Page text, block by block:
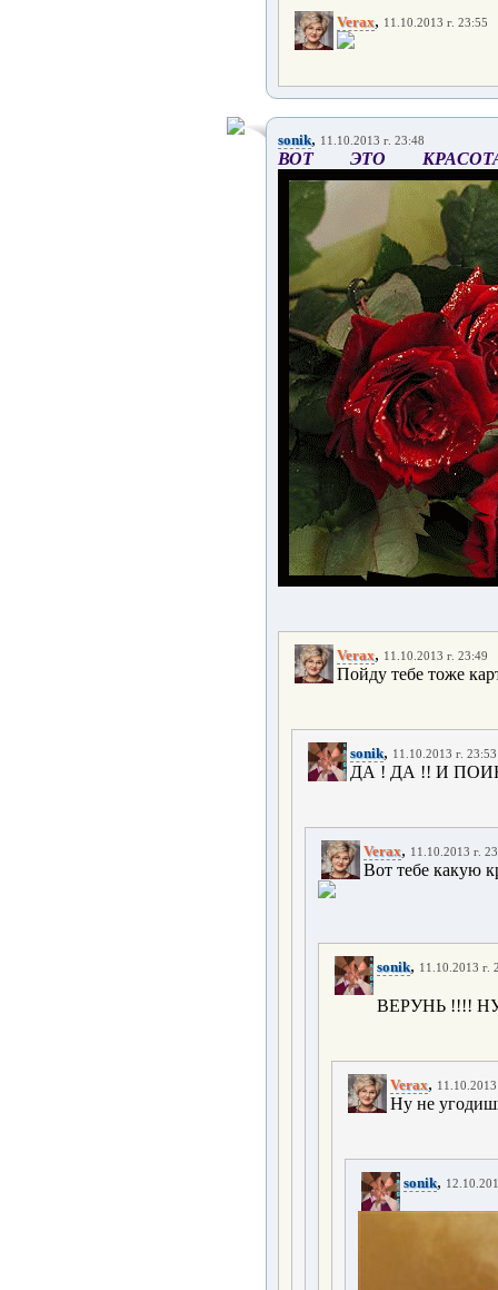
Verax, 11.10.2013 г. 23:55
sonik, 11.10.2013 г. 23:48
ВОТ ЭТО
Verax, 11.10.2013 г. 23:49
Пойду тебе тоже
sonik, 11.10.2013 г. 23:53
ДА ! ДА !! И
Verax, 11.10.2013 г.
Вот тебе какую
sonik, 11.10.2013 г.
ВЕРУНЬ !!!!
Verax,
Ну не
sonik,